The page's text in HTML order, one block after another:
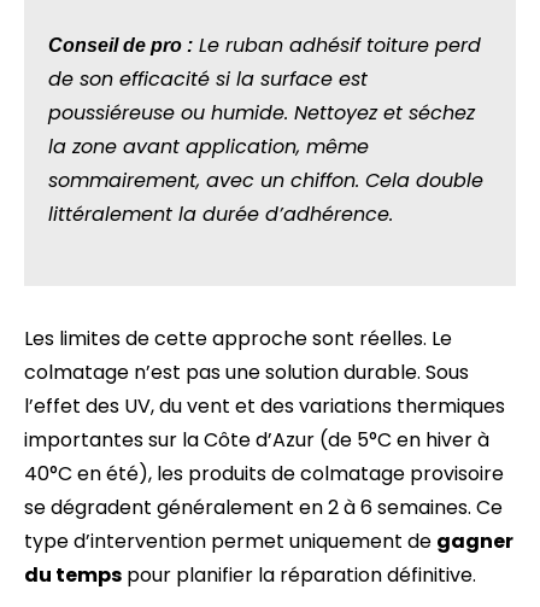
Conseil de pro : Le ruban adhésif toiture perd
de son efficacité si la surface est
poussiéreuse ou humide. Nettoyez et séchez
la zone avant application, même
sommairement, avec un chiffon. Cela double
littéralement la durée d’adhérence.
Les limites de cette approche sont réelles. Le
colmatage n’est pas une solution durable. Sous
l’effet des UV, du vent et des variations thermiques
importantes sur la Côte d’Azur (de 5°C en hiver à
40°C en été), les produits de colmatage provisoire
se dégradent généralement en 2 à 6 semaines. Ce
type d’intervention permet uniquement de gagner
du temps pour planifier la réparation définitive.